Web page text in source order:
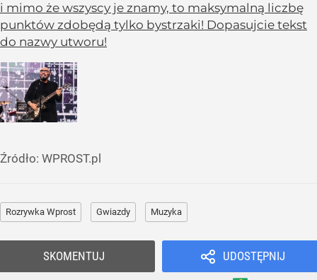
i mimo że wszyscy je znamy, to maksymalną liczbę
punktów zdobędą tylko bystrzaki! Dopasujcie tekst
do nazwy utworu!
Źródło: WPROST.pl
Rozrywka Wprost Gwiazdy Muzyka
UDOSTĘPNIJ
SKOMENTUJ